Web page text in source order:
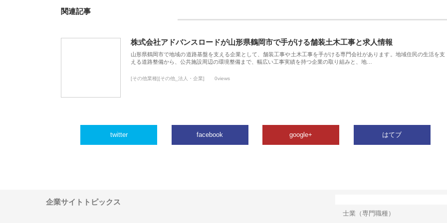
関連記事
株式会社アドバンスロードが山形県鶴岡市で手がける舗装土木工事と求人情報
山形県鶴岡市で地域の道路基盤を支える企業として、舗装工事や土木工事を手がける専門会社があります。地域住民の生活を支
える道路整備から、公共施設周辺の環境整備まで、幅広い工事実績を持つ企業の取り組みと、地…
[その他業種][その他_法人・企業] 0views
twitter facebook google+ はてブ
企業サイトトピックス
士業（専門職種）